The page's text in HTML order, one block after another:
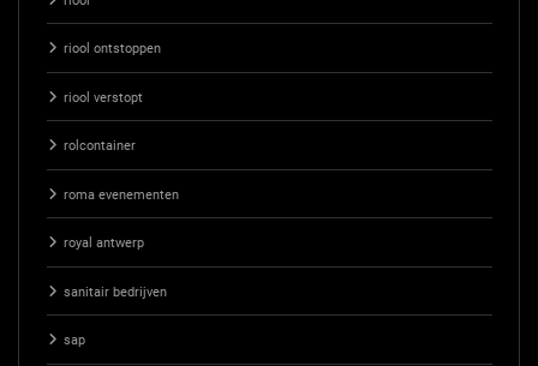
riool ontstoppen
riool verstopt
rolcontainer
roma evenementen
royal antwerp
sanitair bedrijven
sap